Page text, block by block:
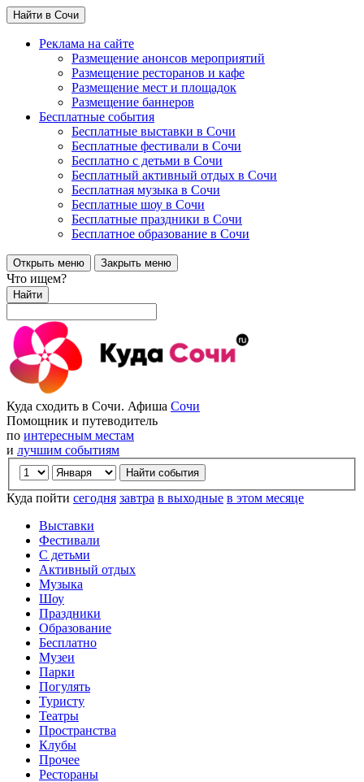
Найти в Сочи
Реклама на сайте
Размещение анонсов мероприятий
Размещение ресторанов и кафе
Размещение мест и площадок
Размещение баннеров
Бесплатные события
Бесплатные выставки в Сочи
Бесплатные фестивали в Сочи
Бесплатно с детьми в Сочи
Бесплатный активный отдых в Сочи
Бесплатная музыка в Сочи
Бесплатные шоу в Сочи
Бесплатные праздники в Сочи
Бесплатное образование в Сочи
Открыть меню Закрыть меню
Что ищем?
Найти
Куда сходить в Сочи. Афиша Сочи
Помощник и путеводитель
по интересным местам
и лучшим событиям
Куда пойти сегодня завтра в выходные в этом месяце
Выставки
Фестивали
С детьми
Активный отдых
Музыка
Шоу
Праздники
Образование
Бесплатно
Музеи
Парки
Погулять
Туристу
Театры
Пространства
Клубы
Прочее
Рестораны